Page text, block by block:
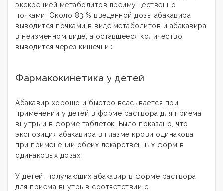
экскрецией метаболитов преимущественно
почками. Около 83 % введенной дозы абакавира
выводится почками в виде метаболитов и абакавира
в неизменном виде, а оставшееся количество
выводится через кишечник.
Фармакокинетика у детей
Абакавир хорошо и быстро всасывается при
применении у детей в форме раствора для приема
внутрь и в форме таблеток. Было показано, что
экспозиция абакавира в плазме крови одинакова
при применении обеих лекарственных форм в
одинаковых дозах.
У детей, получающих абакавир в форме раствора
для приема внутрь в соответствии с